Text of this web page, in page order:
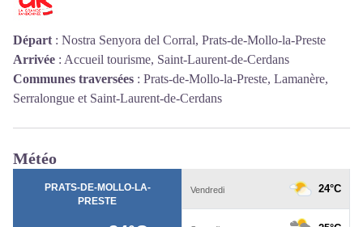
Départ : Nostra Senyora del Corral, Prats-de-Mollo-la-Preste
Arrivée : Accueil tourisme, Saint-Laurent-de-Cerdans
Communes traversées : Prats-de-Mollo-la-Preste, Lamanère,
Serralongue et Saint-Laurent-de-Cerdans
Météo